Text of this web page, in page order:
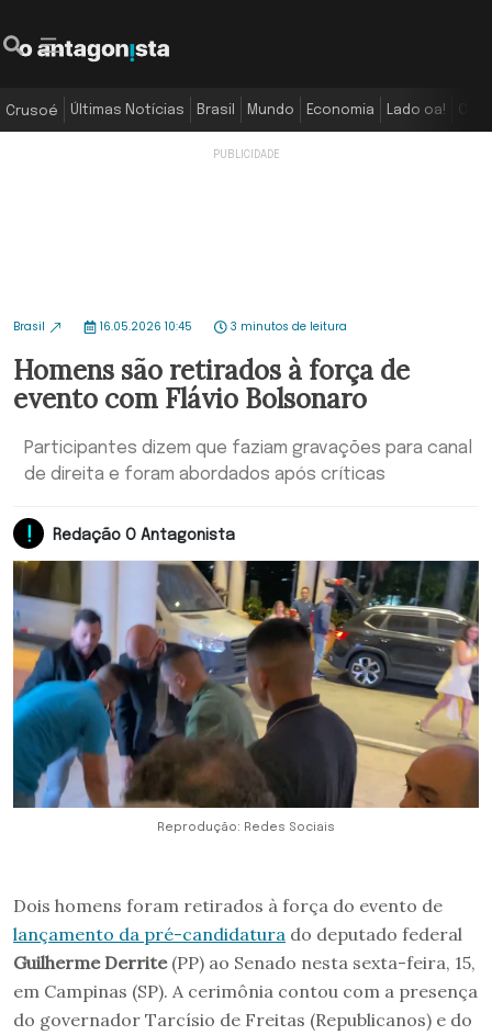
Crusoé Últimas Notícias Brasil Mundo Economia Lado oa!
Brasil 16.05.2026 10:45 3 minutos de leitura
Homens são retirados à força de
evento com Flávio Bolsonaro
Participantes dizem que faziam gravações para canal
de direita e foram abordados após críticas
Redação O Antagonista
Reprodução: Redes Sociais
Dois homens foram retirados à força do evento de
lançamento da pré-candidatura do deputado federal
Guilherme Derrite(PP) ao Senado nesta sexta-feira, 15,
em Campinas (SP). A cerimônia contou com a presença
do governador Tarcísio de Freitas (Republicanos) e do